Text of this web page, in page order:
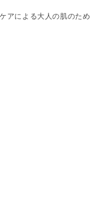
アによる大人の肌のため